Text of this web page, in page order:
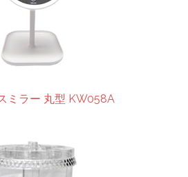
ミラー 丸型 KW058A